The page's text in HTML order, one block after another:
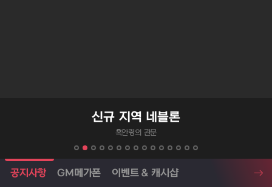
신규 지역 네블론
흑안령의 관문
엘소드 소식
공지사항 GM메가폰 이벤트 & 캐시샵